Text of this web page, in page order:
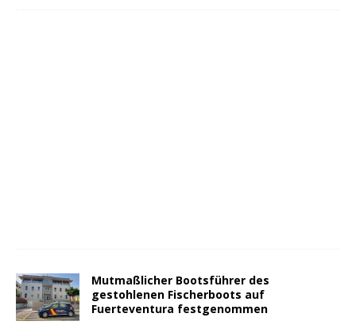
Mutmaßlicher Bootsführer des
gestohlenen Fischerboots auf
Fuerteventura festgenommen